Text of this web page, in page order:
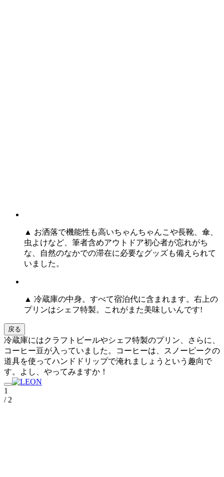
▲ お洒落で機能性も高いちゃんちゃんこや長靴、傘、
虫よけなど、筆者含めアウトドア初心者が忘れがち
な、自然のなかでの滞在に必要なグッズも備えられて
いました。
▲ 冷蔵庫の中身。すべて宿泊代に含まれます。右上の
プリンはシェフ特製。これがまた美味しいんです!
戻る
冷蔵庫にはクラフトビールやシェフ特製のプリン、さらに、
コーヒー豆が入っていました。コーヒーは、スノーピークの
道具を使ってハンドドリップで淹れましょうという趣向で
す。よし、やってみますか！
1
/ 2